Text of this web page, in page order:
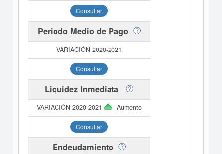
Consultar
Periodo Medio de Pago
Consultar
Liquidez Inmediata
Aumento
Consultar
Endeudamiento